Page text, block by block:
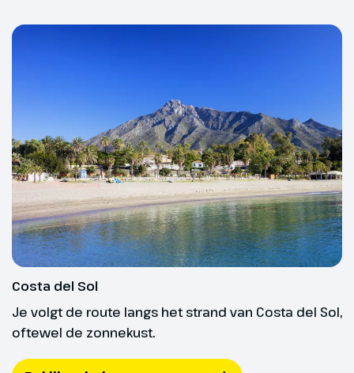
Costa del Sol
Je volgt de route langs het strand van Costa del Sol,
oftewel de zonnekust.
Dag 3
Start Wandel 4-daagse
De shuttlebus staat gereed voor
het hotel om je naar de Walking
Village te brengen.
om de wandelschoenen aan te
trekken en te beginnen aan je